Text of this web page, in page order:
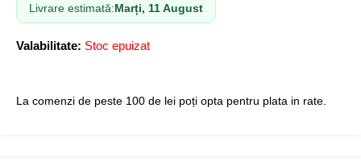
Livrare estimată:Marți, 11 August
Valabilitate: Stoc epuizat
La comenzi de peste 100 de lei poți opta pentru plata in rate.